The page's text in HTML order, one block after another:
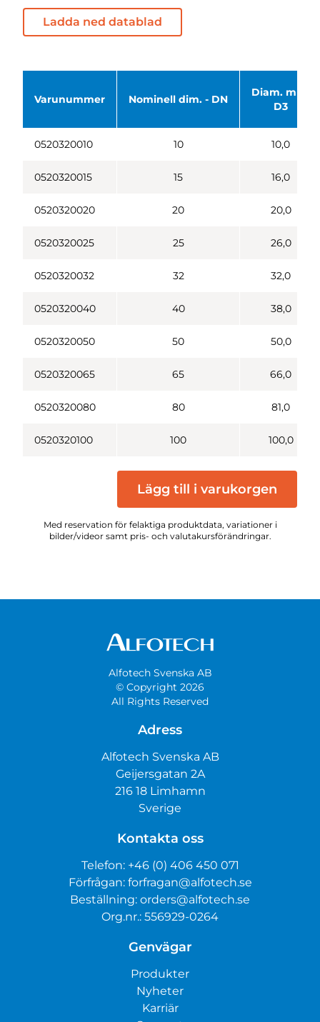
Ladda ned datablad
Varunummer Nominell dim. - DN
Diam. mm.
D3
0520320010 10 10,0
0520320015 15 16,0
0520320020 20 20,0
0520320025 25 26,0
0520320032 32 32,0
0520320040 40 38,0
0520320050 50 50,0
0520320065 65 66,0
0520320080 80 81,0
0520320100 100 100,0
Lägg till i varukorgen
Med reservation för felaktiga produktdata, variationer i
bilder/videor samt pris- och valutakursförändringar.
Alfotech Svenska AB
© Copyright 2026
All Rights Reserved
Adress
Alfotech Svenska AB
Geijersgatan 2A
216 18 Limhamn
Sverige
Kontakta oss
Telefon: +46 (0) 406 450 071
Förfrågan: forfragan@alfotech.se
Beställning: orders@alfotech.se
Org.nr.: 556929-0264
Genvägar
Produkter
Nyheter
Karriär